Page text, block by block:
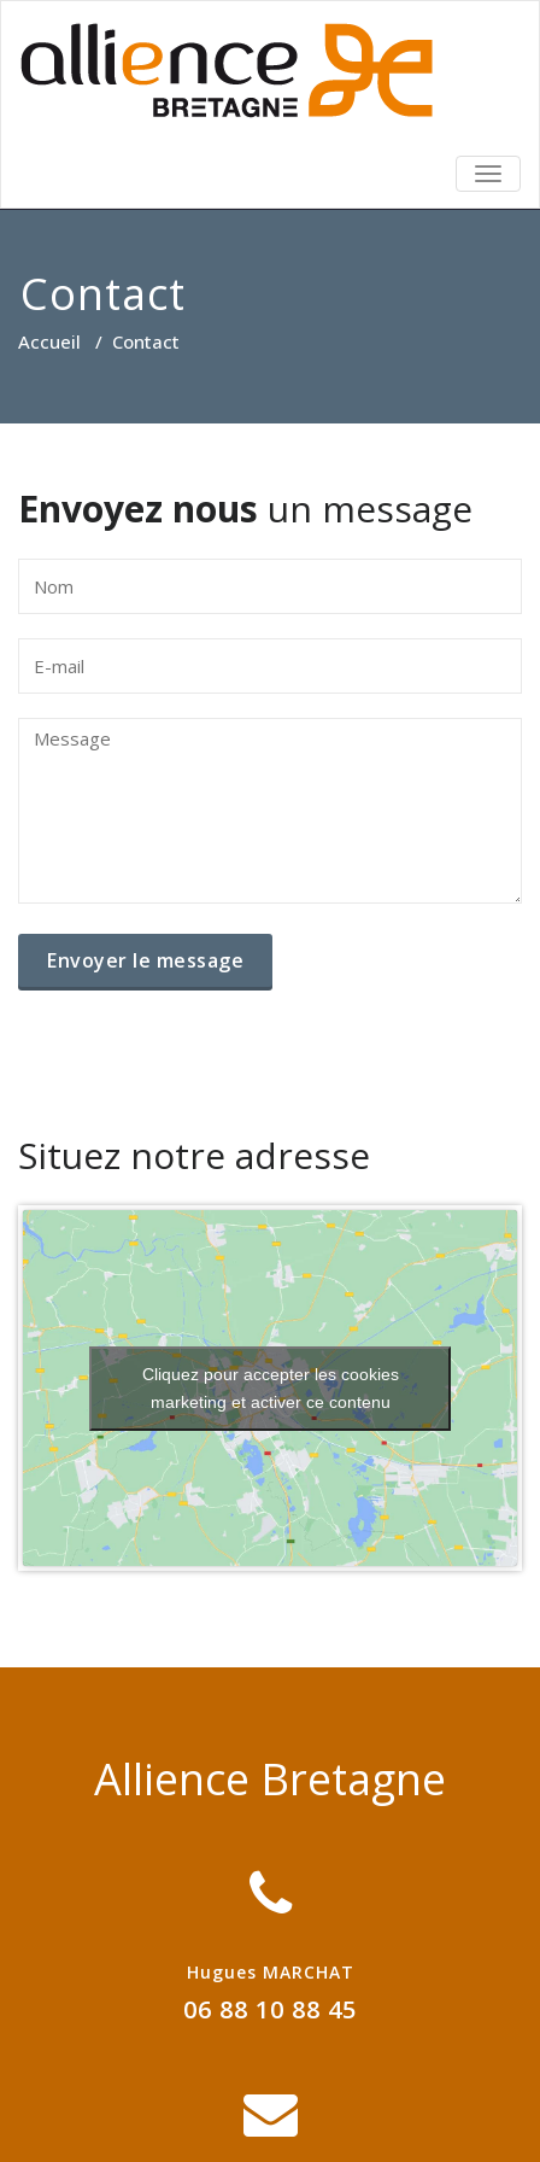
Contact
Accueil / Contact
Envoyez nous un message
Envoyer le message
Situez notre adresse
Cliquez pour accepter les cookies
marketing et activer ce contenu
Allience Bretagne
Hugues MARCHAT
06 88 10 88 45